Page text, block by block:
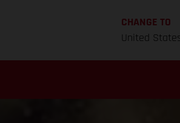
CHANGE TO
United